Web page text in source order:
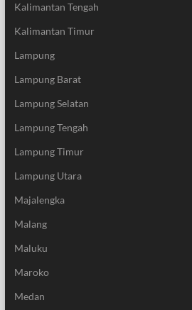
Kalimantan Tengah
Kalimantan Timur
Lampung
Lampung Barat
Lampung Selatan
Lampung Tengah
Lampung Timur
Lampung Utara
Majalengka
Malang
Maluku
Maroko
Medan